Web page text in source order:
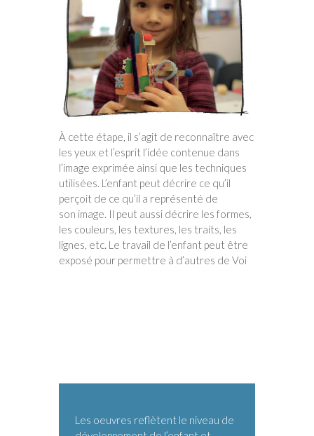
À cette étape, il s’agit de reconnaître avec
les yeux et l’esprit l’idée contenue dans
l’image exprimée ainsi que les techniques
utilisées. L’enfant peut décrire ce qu’il
perçoit de ce qu’il a représenté de
son image. Il peut aussi décrire les formes,
les couleurs, les textures, les traits, les
lignes, etc. Le travail de l’enfant peut être
exposé pour permettre à d’autres de Voi
Les oeuvres reflètent le niveau de